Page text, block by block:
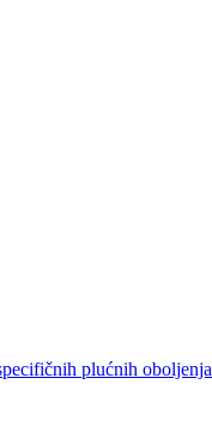
plućnih oboljenja